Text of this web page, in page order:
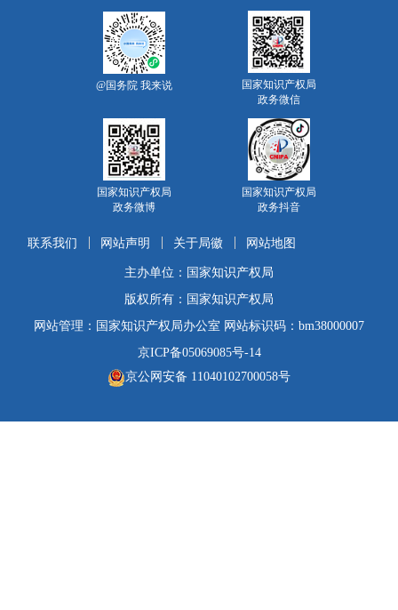
@国务院 我来说
国家知识产权局
政务微信
国家知识产权局
政务微博
国家知识产权局
政务抖音
联系我们 网站声明 关于局徽 网站地图
主办单位：国家知识产权局
版权所有：国家知识产权局
网站管理：国家知识产权局办公室 网站标识码：bm38000007
京ICP备05069085号-14
京公网安备 11040102700058号